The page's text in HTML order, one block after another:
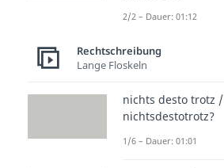
2/2 – Dauer: 01:12
Rechtschreibung
Lange Floskeln
nichts desto trotz /
nichtsdestotrotz?
1/6 – Dauer: 01:01